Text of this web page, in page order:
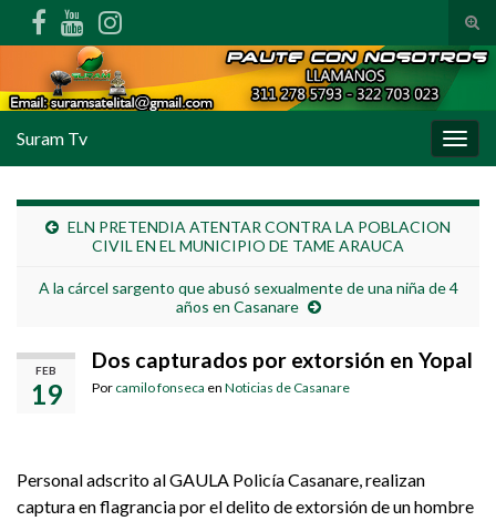
Suram Tv
ELN PRETENDIA ATENTAR CONTRA LA POBLACION
CIVIL EN EL MUNICIPIO DE TAME ARAUCA
A la cárcel sargento que abusó sexualmente de una niña de 4
años en Casanare
FEB
19
Dos capturados por extorsión en Yopal
Por camilo fonseca en Noticias de Casanare
Personal adscrito al GAULA Policía Casanare, realizan
captura en flagrancia por el delito de extorsión de un hombre